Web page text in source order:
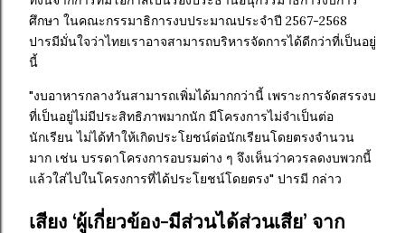
ศึกษา ในคณะกรรมาธิการงบประมาณประจำปี 2567-2568
ปารมีมั่นใจว่าไทยเราอาจสามารถบริหารจัดการได้ดีกว่าที่เป็นอยู่
นี้
"งบอาหารกลางวันสามารถเพิ่มได้มากกว่านี้ เพราะการจัดสรรงบ
ที่เป็นอยู่ไม่มีประสิทธิภาพมากนัก มีโครงการไม่จำเป็นต่อ
นักเรียน ไม่ได้ทำให้เกิดประโยชน์ต่อนักเรียนโดยตรงจำนวน
มาก เช่น บรรดาโครงการอบรมต่าง ๆ จึงเห็นว่าควรลดงบพวกนี้
แล้วใส่ไปในโครงการที่ได้ประโยชน์โดยตรง" ปารมี กล่าว
เสียง ‘ผู้เกี่ยวข้อง-มีส่วนได้ส่วนเสีย’ จาก